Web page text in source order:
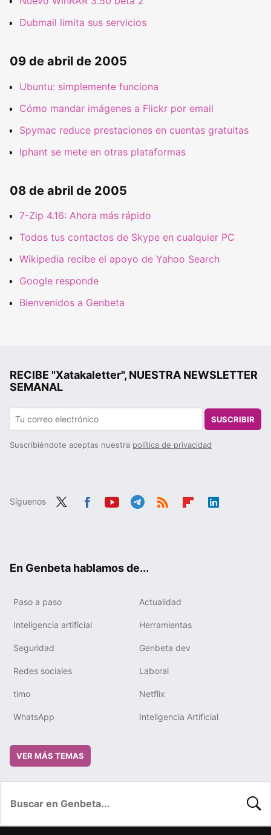
Dubmail limita sus servicios
09 de abril de 2005
Ubuntu: simplemente funciona
Cómo mandar imágenes a Flickr por email
Spymac reduce prestaciones en cuentas gratuitas
lphant se mete en otras plataformas
08 de abril de 2005
7-Zip 4.16: Ahora más rápido
Todos tus contactos de Skype en cualquier PC
Wikipedia recibe el apoyo de Yahoo Search
Google responde
Bienvenidos a Genbeta
RECIBE "Xatakaletter", NUESTRA NEWSLETTER
SEMANAL
SUSCRIBIR
Suscribiéndote aceptas nuestra política de privacidad
Síguenos
En Genbeta hablamos de...
Paso a paso Actualidad
Inteligencia artificial Herramientas
Seguridad Genbeta dev
Redes sociales Laboral
timo Netflix
WhatsApp Inteligencia Artificial
VER MÁS TEMAS